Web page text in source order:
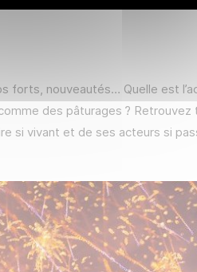
forts, nouveautés… Quelle est
des pâturages ? Retrouvez
si vivant et de ses acteurs si